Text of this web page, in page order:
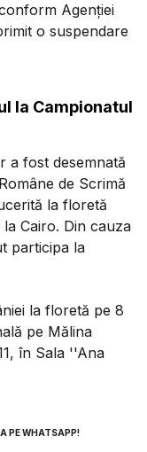
Agenţiei
o suspendare
la Campionatul
a fost desemnată
de Scrimă
la floretă
Cairo. Din cauza
participa la
la floretă pe 8
pe Mălina
în Sala ''Ana
PE WHATSAPP!